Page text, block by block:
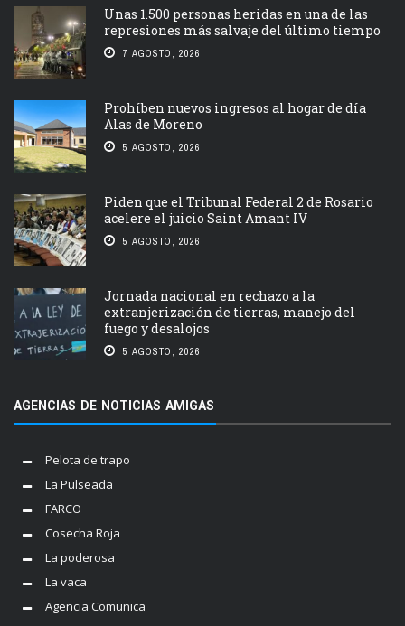
Unas 1.500 personas heridas en una de las
represiones más salvaje del último tiempo
7 AGOSTO, 2026
Prohíben nuevos ingresos al hogar de día
Alas de Moreno
5 AGOSTO, 2026
Piden que el Tribunal Federal 2 de Rosario
acelere el juicio Saint Amant IV
5 AGOSTO, 2026
Jornada nacional en rechazo a la
extranjerización de tierras, manejo del
fuego y desalojos
5 AGOSTO, 2026
AGENCIAS DE NOTICIAS AMIGAS
Pelota de trapo
La Pulseada
FARCO
Cosecha Roja
La poderosa
La vaca
Agencia Comunica